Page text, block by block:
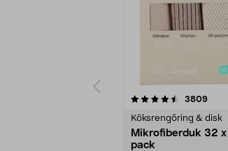
3809
Köksrengöring & disk
Mikrofiberduk 32 x
pack
4.0av 5